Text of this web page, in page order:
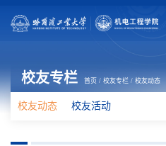
校友专栏 首页 / 校友专栏 / 校友动态
校友动态 校友活动